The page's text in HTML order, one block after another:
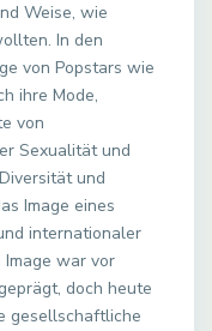
Weise, wie
In den
von Popstars wie
ihre Mode,
von
Sexualität und
und
Image eines
internationaler
Image war vor
doch heute
gesellschaftliche